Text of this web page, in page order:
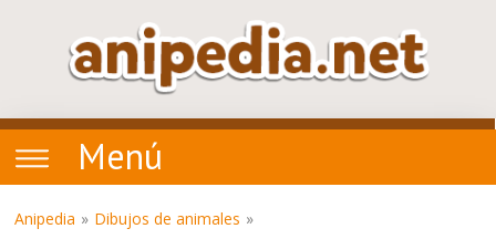
Menú
Anipedia Dibujos de animales